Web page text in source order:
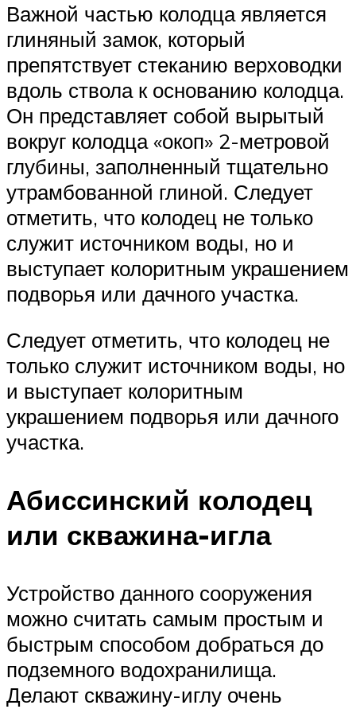
Важной частью колодца является
глиняный замок, который
препятствует стеканию верховодки
вдоль ствола к основанию колодца.
Он представляет собой вырытый
вокруг колодца «окоп» 2-метровой
глубины, заполненный тщательно
утрамбованной глиной. Следует
отметить, что колодец не только
служит источником воды, но и
выступает колоритным украшением
подворья или дачного участка.
Следует отметить, что колодец не
только служит источником воды, но
и выступает колоритным
украшением подворья или дачного
участка.
Абиссинский колодец
или скважина-игла
Устройство данного сооружения
можно считать самым простым и
быстрым способом добраться до
подземного водохранилища.
Делают скважину-иглу очень